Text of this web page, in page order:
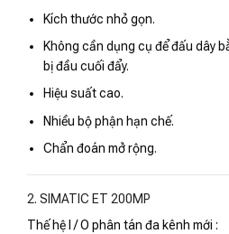
Kích thước nhỏ gọn.
Không cần dụng cụ để đấu dây
bị đầu cuối đẩy.
Hiệu suất cao.
Nhiều bộ phận hạn chế.
Chẩn đoán mở rộng.
2. SIMATIC ET 200MP
Thế hệ I / O phân tán đa kênh mới :